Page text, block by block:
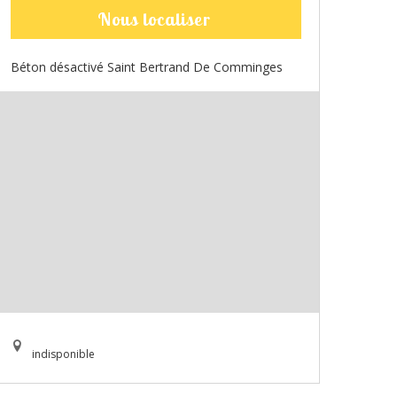
Nous localiser
Béton désactivé Saint Bertrand De Comminges
indisponible